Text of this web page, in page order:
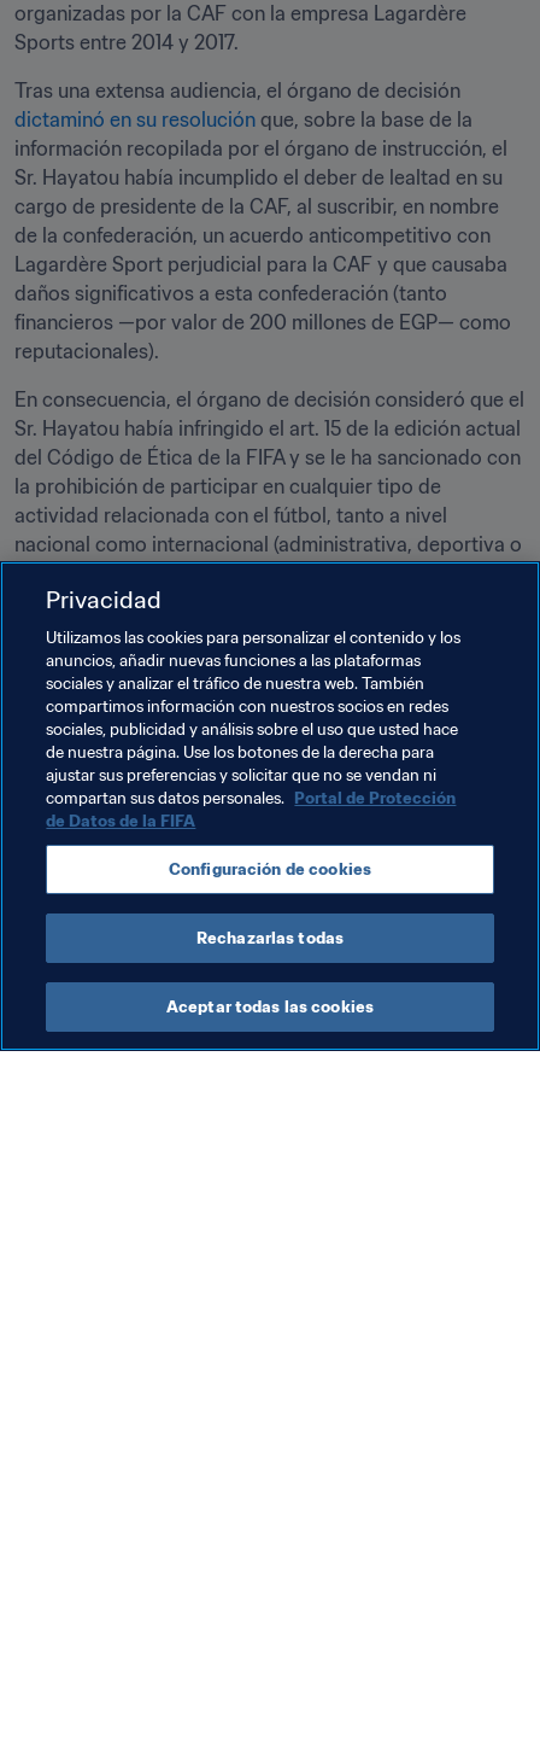
organizadas por la CAF con la empresa Lagardère
Sports entre 2014 y 2017.
dictaminó en su resolución que, sobre la base de la
información recopilada por el órgano de instrucción, el
Sr. Hayatou había incumplido el deber de lealtad en su
cargo de presidente de la CAF, al suscribir, en nombre
de la confederación, un acuerdo anticompetitivo con
Lagardère Sport perjudicial para la CAF y que causaba
daños significativos a esta confederación (tanto
financieros —por valor de 200 millones de EGP— como
reputacionales).
En consecuencia, el órgano de decisión consideró que el
Sr. Hayatou había infringido el art. 15 de la edición actual
del Código de Ética de la FIFA y se le ha sancionado con
la prohibición de participar en cualquier tipo de
actividad relacionada con el fútbol, tanto a nivel
nacional como internacional (administrativa, deportiva o
ha impuesto una multa de 30 000 CHF.
La decisión se ha notificado al Sr. Hayatou el día de hoy,
fecha en la que la inhabilitación entra en vigor. La
sanción se ha publicado en legal.fifa.com.
Temas relacionados
Órganos Judiciales Legal Organización
CAF
Privacidad
Utilizamos las cookies para personalizar el contenido y los
anuncios, añadir nuevas funciones a las plataformas
sociales y analizar el tráfico de nuestra web. También
compartimos información con nuestros socios en redes
sociales, publicidad y análisis sobre el uso que usted hace
de nuestra página. Use los botones de la derecha para
ajustar sus preferencias y solicitar que no se vendan ni
compartan sus datos personales. Portal de Protección
de Datos de la FIFA
Configuración de cookies
Rechazarlas todas
Aceptar todas las cookies